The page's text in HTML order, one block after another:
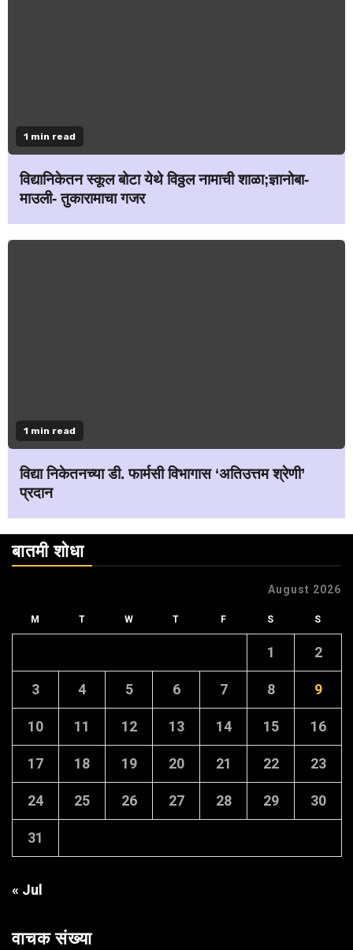
1 min read
विद्यानिकेतन स्कूल बोटा येथे विठ्ठल नामाची शाळा;ज्ञानोबा-
माउली- तुकारामाचा गजर
1 min read
विद्या निकेतनच्या डी. फार्मसी विभागास ‘अतिउत्तम श्रेणी’
प्रदान
बातमी शोधा
August 2026
M T W T F S S
1 2
3 4 5 6 7 8 9
10 11 12 13 14 15 16
17 18 19 20 21 22 23
24 25 26 27 28 29 30
31
« Jul
वाचक संख्या